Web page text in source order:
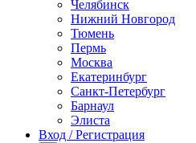
Челябинск
Нижний Новгород
Тюмень
Пермь
Москва
Екатеринбург
Санкт-Петербург
Барнаул
Элиста
Вход / Регистрация